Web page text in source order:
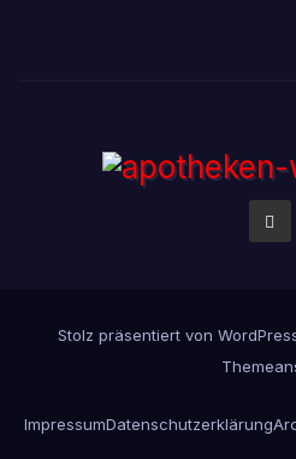
Stolz präsentiert von
ImpressumDatenschutzerklärung